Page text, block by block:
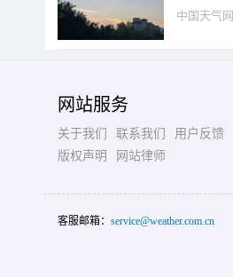
中国天气网
网站服务
关于我们 联系我们
用户反馈
版权声明
网站律师
客服邮箱： service@weather.com.cn